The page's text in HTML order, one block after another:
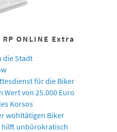
ONLINE Extra
die Stadt
für die Biker
von 25.000 Euro
Korsos
wohltätigen Biker
hilft unbürokratisch